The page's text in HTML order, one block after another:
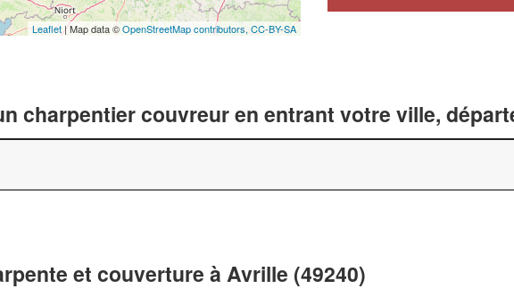
Leaflet| Map data ©OpenStreetMap contributors, CC-BY-SA
charpentier couvreur en entrant votre ville,
et couverture à Avrille (49240)